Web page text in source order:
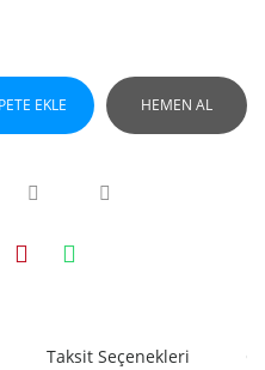
EKLE HEMEN AL
Taksit Seçenekleri